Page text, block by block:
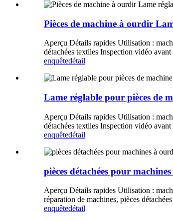
Pièces de machine à ourdir
Aperçu Détails rapides Utilisation :
détachées textiles Inspection vidéo
enquêtedétail
Lame réglable pour pièces de
Aperçu Détails rapides Utilisation :
détachées textiles Inspection vidéo
enquêtedétail
pièces détachées pour
Aperçu Détails rapides Utilisation :
réparation de machines, pièces
enquêtedétail